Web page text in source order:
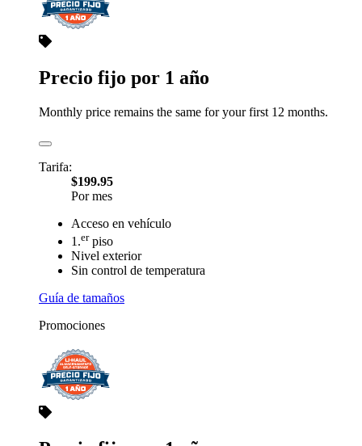
Precio fijo por 1 año
Monthly price remains the same for your first 12 months.
Tarifa:
$199.95
Por mes
Acceso en vehículo
1.erpiso
Nivel exterior
Sin control de temperatura
Guía de tamaños
Promociones